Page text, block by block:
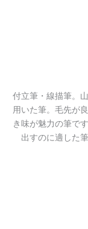
付立筆・線描筆。
用いた筆。毛先が
き味が魅力の筆で
出すのに適した